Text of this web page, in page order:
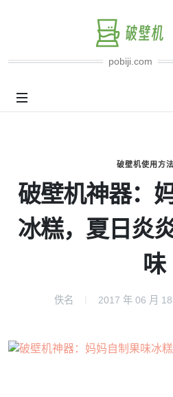
pobiji.com
破壁机使用方
破壁机神器：
冰糕，夏日炎
味
佚名 2017 年 06 月 18